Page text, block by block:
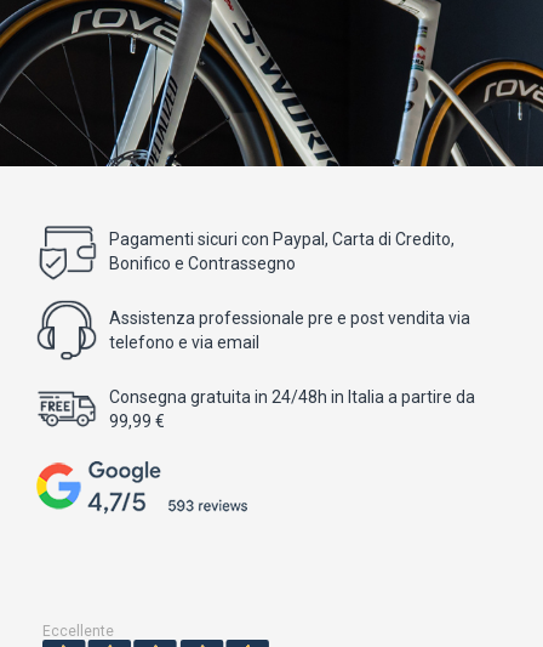
Pagamenti sicuri con Paypal, Carta di Credito,
Bonifico e Contrassegno
Assistenza professionale pre e post vendita via
telefono e via email
Consegna gratuita in 24/48h in Italia a partire da
99,99 €
Eccellente